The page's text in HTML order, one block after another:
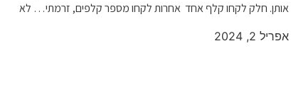
אותן. חלק לקחו קלף אחד אחרות לקחו מספר קלפים, זרמתי… לא
אפריל 2, 2024